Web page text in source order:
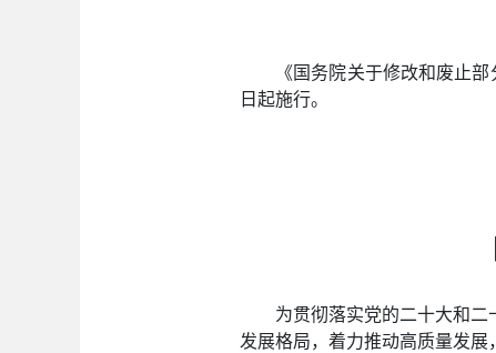
《国务院关于修改和废止
日起施行。
为贯彻落实党的二十大和
发展格局，着力推动高质量发展